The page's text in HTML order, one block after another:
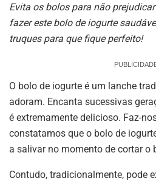
Evita os bolos para não
fazer este bolo de iogurte
truques para que fique perfeito!
O bolo de iogurte é um lanche
adoram. Encanta sucessivas
é extremamente delicioso. Faz-
constatamos que o bolo de
a salivar no momento de cortar o
Contudo, tradicionalmente, pode